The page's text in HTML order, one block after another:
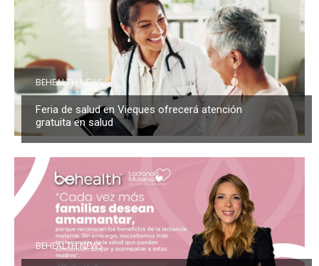
BEHEALTH NEWS
Feria de salud en Vieques ofrecerá atención
gratuita en salud
BEHEALTH NEWS